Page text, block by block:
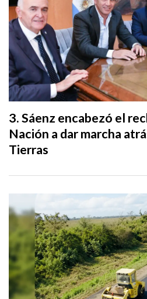
Sáenz encabezó el
Nación a dar marcha
Tierras